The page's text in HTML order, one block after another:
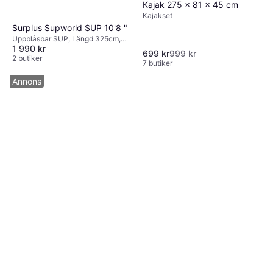
Surplus Supworld SUP 10'8 "
Uppblåsbar SUP, Längd 325cm,
Senior
1 990 kr
2 butiker
Kajak 275 x 81 x 45 cm
Kajakset
699 kr999 kr
7 butiker
Annons